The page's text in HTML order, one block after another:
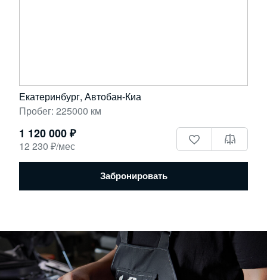
Екатеринбург, Автобан-Киа
Пробег: 225000 км
1 120 000 ₽
12 230 ₽/мес
Забронировать